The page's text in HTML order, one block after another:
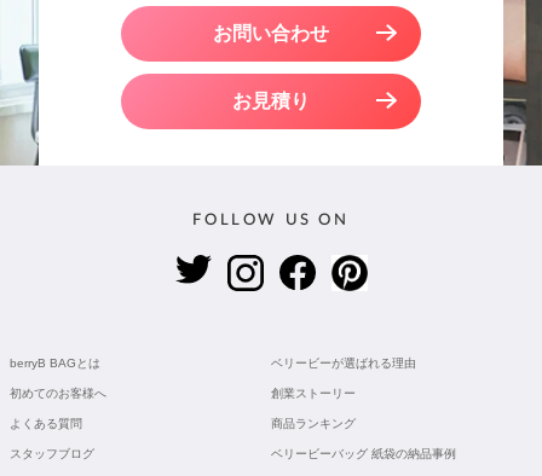
お問い合わせ
お見積り
FOLLOW US ON
berryB BAGとは ベリービーが選ばれる理由
初めてのお客様へ 創業ストーリー
よくある質問 商品ランキング
スタッフブログ ベリービーバッグ 紙袋の納品事例